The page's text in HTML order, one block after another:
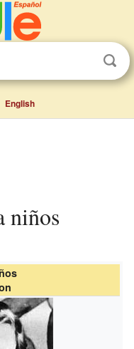
English
niños